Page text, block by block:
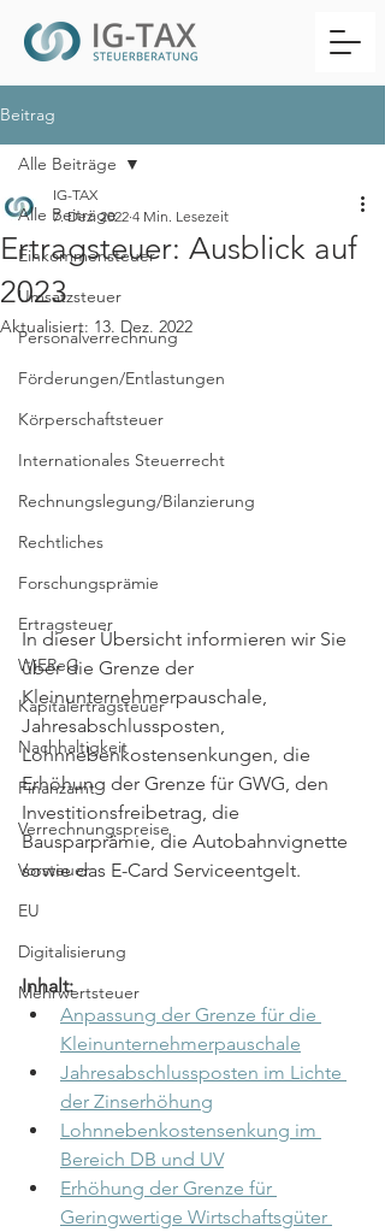
Beitrag
Alle Beiträge
Einkommensteuer
Umsatzsteuer
Personalverrechnung
Förderungen/Entlastungen
Körperschaftsteuer
Internationales Steuerrecht
Rechnungslegung/Bilanzierung
Rechtliches
Forschungsprämie
Ertragsteuer
WiEReG
Kapitalertragsteuer
Nachhaltigkeit
Finanzamt
Verrechnungspreise
Vorsteuer
EU
Digitalisierung
Mehrwertsteuer
Alle Beiträge
Ertragsteuer: Ausblick auf
2023
IG-TAX
7. Dez. 2022 4 Min. Lesezeit
Aktualisiert: 13. Dez. 2022
In dieser Übersicht informieren wir Sie
über die Grenze der
Kleinunternehmerpauschale,
Jahresabschlussposten,
Lohnnebenkostensenkungen, die
Erhöhung der Grenze für GWG, den
Investitionsfreibetrag, die
Bausparprämie, die Autobahnvignette
sowie das E-Card Serviceentgelt.
Inhalt:
Anpassung der Grenze für die
Kleinunternehmerpauschale
Jahresabschlussposten im Lichte
der Zinserhöhung
Lohnnebenkostensenkung im
Bereich DB und UV
Erhöhung der Grenze für
Geringwertige Wirtschaftsgüter